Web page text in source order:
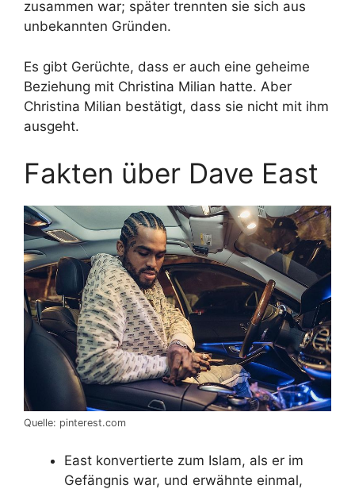
zusammen war; später trennten sie sich aus
unbekannten Gründen.
Es gibt Gerüchte, dass er auch eine geheime
Beziehung mit Christina Milian hatte. Aber
Christina Milian bestätigt, dass sie nicht mit ihm
ausgeht.
Fakten über Dave East
Quelle: pinterest.com
East konvertierte zum Islam, als er im
Gefängnis war, und erwähnte einmal,